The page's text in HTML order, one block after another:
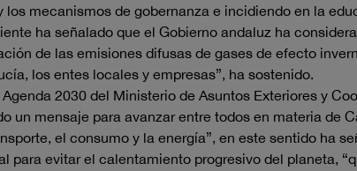
mecanismos de gobernanza e incidiendo en la
ha señalado que el Gobierno andaluz ha
de las emisiones difusas de gases de efecto
los entes locales y empresas”, ha sostenido.
2030 del Ministerio de Asuntos Exteriores y
un mensaje para avanzar entre todos en materia
el consumo y la energía”, en este sentido ha
para evitar el calentamiento progresivo del planeta,